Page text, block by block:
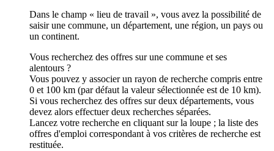
Dans le champ « lieu de travail », vous avez la possibilité de
saisir une commune, un département, une région, un pays ou
un continent.
Vous recherchez des offres sur une commune et ses
alentours ?
Vous pouvez y associer un rayon de recherche compris entre
0 et 100 km (par défaut la valeur sélectionnée est de 10 km).
Si vous recherchez des offres sur deux départements, vous
devez alors effectuer deux recherches séparées.
Lancez votre recherche en cliquant sur la loupe ; la liste des
offres d'emploi correspondant à vos critères de recherche est
restituée.